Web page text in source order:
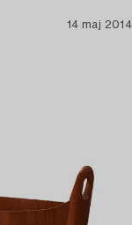
14 maj 2014